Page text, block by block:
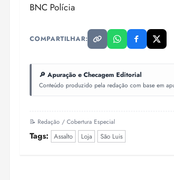
BNC Polícia
COMPARTILHAR:
🔎 Apuração e Checagem Editorial
Conteúdo produzido pela redação com base em
📝 Redação / Cobertura Especial
Tags: Assalto Loja São Luis